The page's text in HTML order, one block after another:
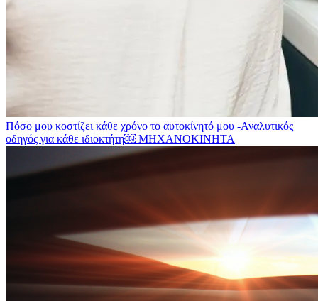
Πόσο μου κοστίζει κάθε χρόνο το αυτοκίνητό μου -Αναλυτικός
οδηγός για κάθε ιδιοκτήτη￼ ΜΗΧΑΝΟΚΙΝΗΤΑ